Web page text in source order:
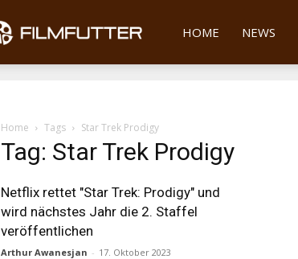
Filmfutter
HOME NEWS
Home Tags Star Trek Prodigy
Tag: Star Trek Prodigy
Netflix rettet "Star Trek: Prodigy" und
wird nächstes Jahr die 2. Staffel
veröffentlichen
Arthur Awanesjan - 17. Oktober 2023